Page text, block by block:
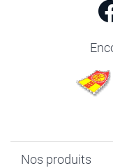
Nos produits